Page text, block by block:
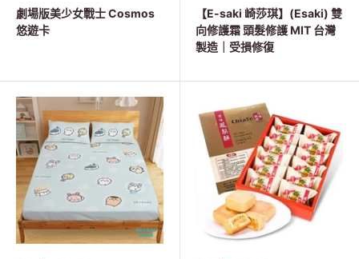
價
格
價
格
劇場版美少女戰士 Cosmos
悠遊卡
價
格
價
格
【E-saki 崎莎琪】(Esaki) 雙
向修護霜 頭髮修護 MIT 台灣
製造｜受損修復